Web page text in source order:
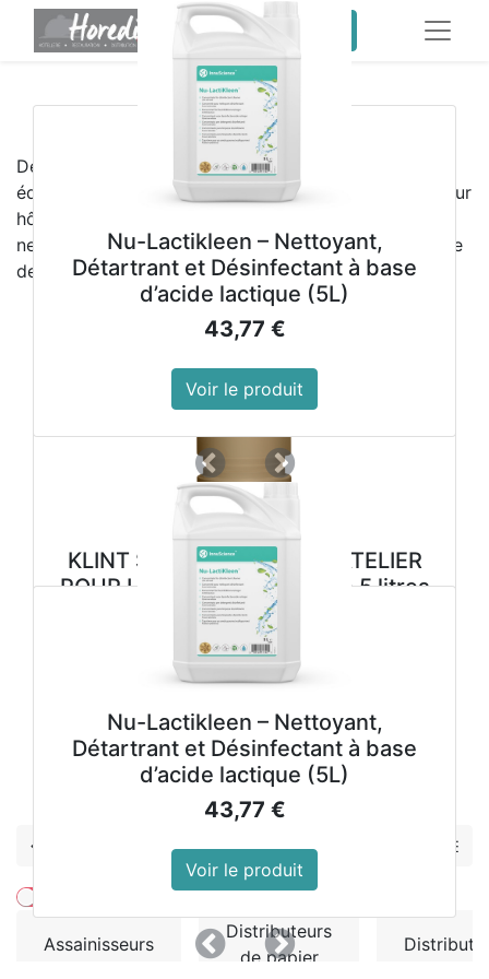
service client pro
​
Meilleures ventes
Découvrez les meilleures ventes HOREDIS
équipements professionnels et produits d’hygiène pour
hôtels, restaurants, collectivités et sociétés de
nettoyage. Qualité, fiabilité et performance au service
de vos activités professionnelles
KLINT S VEGETAL SAVON ATELIER
POUR LES MAINS cartouche 5 litres
33,98€
Voir le produit
Précedent
Montrer les prix avec la taxe inclue
Assainisseurs
Distributeurs
de papier
Nu-Lactikleen – Nettoyant,
Détartrant et Désinfectant à base
d’acide lactique (5L)
43,77 €
Voir le produit
PrécedentSuivant
Nu-Lactikleen – Nettoyant,
Détartrant et Désinfectant à base
d’acide lactique (5L)
43,77 €
Voir le produit
PrécedentSuivant